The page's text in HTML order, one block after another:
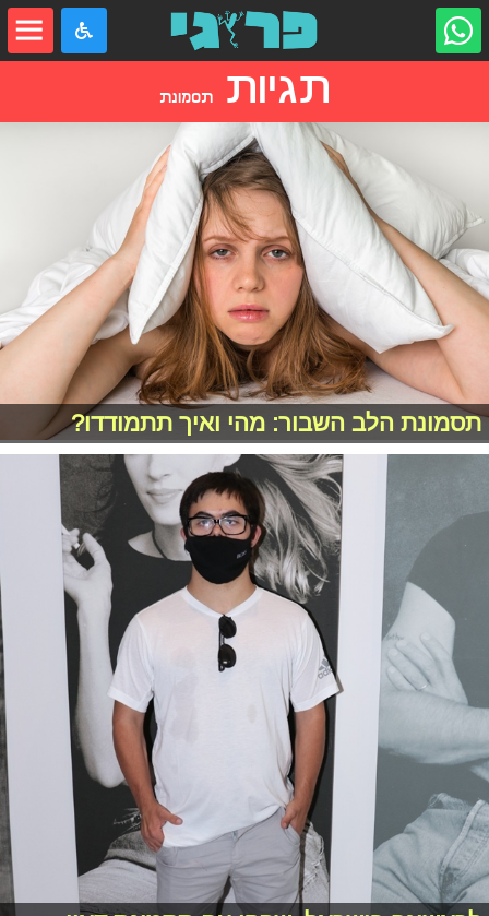
תגיותתסמונת
תסמונת הלב השבור: מהי ואיך תתמודדו?